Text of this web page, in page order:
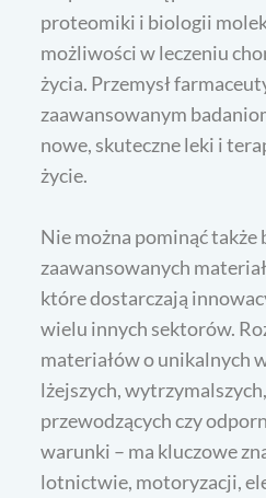
proteomiki i biologii
możliwości w leczeniu
życia. Przemysł
zaawansowanym
nowe, skuteczne leki i
życie.
Nie można pominąć także
zaawansowanych
które dostarczają
wielu innych sektorów.
materiałów o unikalnych
lżejszych,
przewodzących czy
warunki – ma kluczowe
lotnictwie, motoryzacji,